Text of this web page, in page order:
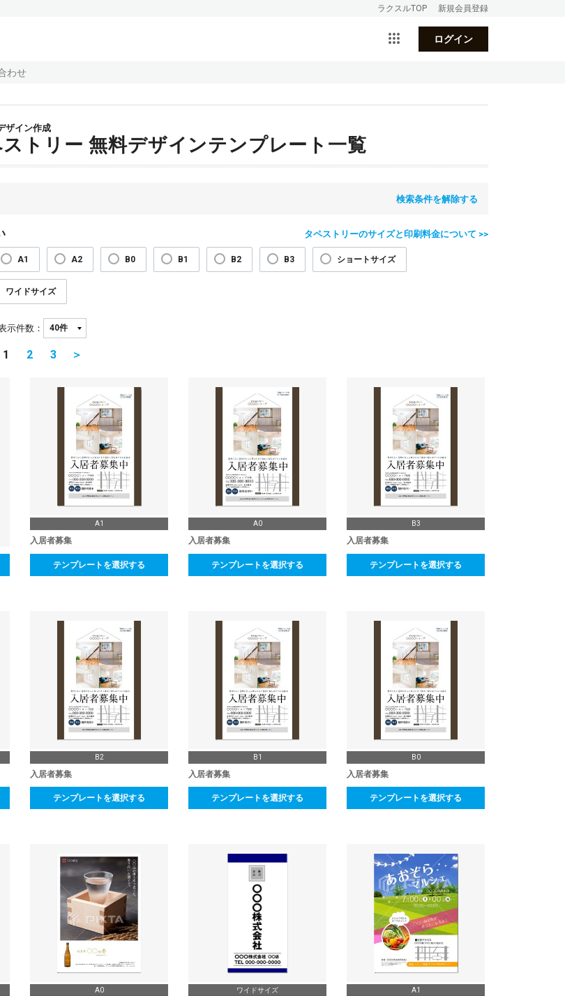
ラクスルTOP 新規会員登録
ログイン
わせ
ザイン作成
トリー 無料デザインテンプレート一覧
検索条件を解除する
タペストリーのサイズと印刷料金について >>
A1 A2 B0 B1 B2 B3 ショートサイズ
ワイドサイズ
示件数：
1 2 3 ＞
A1
入居者募集
テンプレートを選択する
A0
入居者募集
テンプレートを選択する
B3
入居者募集
テンプレートを選択する
B2
入居者募集
テンプレートを選択する
B1
入居者募集
テンプレートを選択する
B0
入居者募集
テンプレートを選択する
A0 ワイドサイズ A1